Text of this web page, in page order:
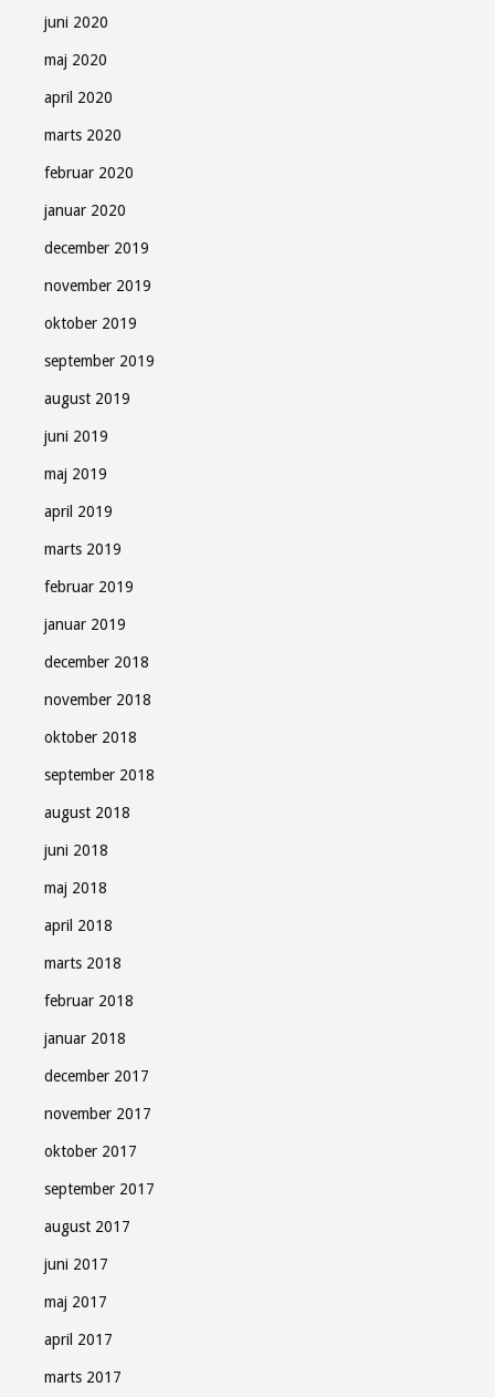
juni 2020
maj 2020
april 2020
marts 2020
februar 2020
januar 2020
december 2019
november 2019
oktober 2019
september 2019
august 2019
juni 2019
maj 2019
april 2019
marts 2019
februar 2019
januar 2019
december 2018
november 2018
oktober 2018
september 2018
august 2018
juni 2018
maj 2018
april 2018
marts 2018
februar 2018
januar 2018
december 2017
november 2017
oktober 2017
september 2017
august 2017
juni 2017
maj 2017
april 2017
marts 2017